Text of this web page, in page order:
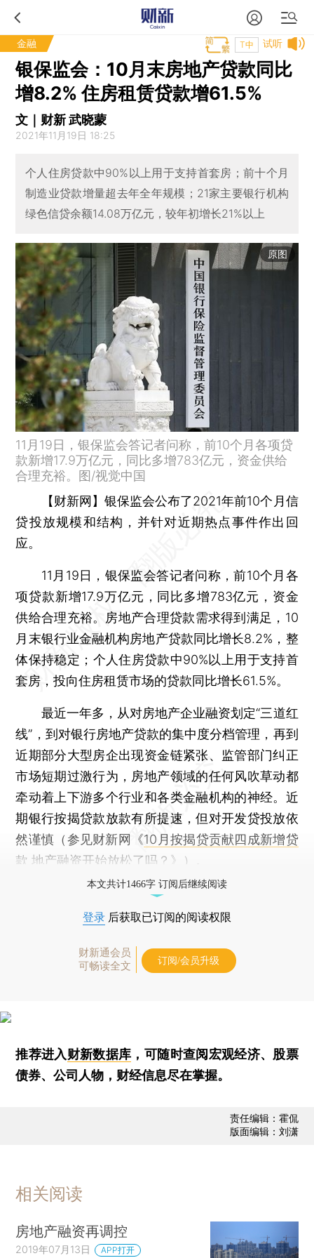
金融 试听
T中
银保监会：10月末房地产贷款同比
增8.2% 住房租赁贷款增61.5%
文｜财新 武晓蒙
2021年11月19日 18:25
个人住房贷款中90%以上用于支持首套房；前十个月
制造业贷款增量超去年全年规模；21家主要银行机构
绿色信贷余额14.08万亿元，较年初增长21%以上
原图
11月19日，银保监会答记者问称，前10个月各项贷
款新增17.9万亿元，同比多增783亿元，资金供给
合理充裕。图/视觉中国
【财新网】 银保监会公布了2021年前10个月信
贷投放规模和结构，并针对近期热点事件作出回
应。
11月19日，银保监会答记者问称，前10个月各
项贷款新增17.9万亿元，同比多增783亿元，资金
供给合理充裕。房地产合理贷款需求得到满足，10
月末银行业金融机构房地产贷款同比增长8.2%，整
体保持稳定；个人住房贷款中90%以上用于支持首
套房，投向住房租赁市场的贷款同比增长61.5%。
最近一年多，从对房地产企业融资划定“三道红
线”，到对银行房地产贷款的集中度分档管理，再到
近期部分大型房企出现资金链紧张、监管部门纠正
市场短期过激行为，房地产领域的任何风吹草动都
牵动着上下游多个行业和各类金融机构的神经。近
期银行按揭贷款放款有所提速，但对开发贷投放依
然谨慎（参见财新网《10月按揭贷贡献四成新增贷
款 地产融资开始放松了吗？ 》）。
本文共计1466字 订阅后继续阅读
登录 后获取已订阅的阅读权限
财新通会员
可畅读全文
订阅/会员升级
推荐进入财新数据库 ，可随时查阅宏观经济、股票
债券、公司人物，财经信息尽在掌握。
责任编辑：霍侃
版面编辑：刘潇
相关阅读
房地产融资再调控
2019年07月13日 APP打开